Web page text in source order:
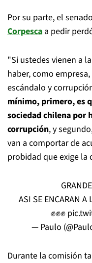
Por su parte, el
Corpesca a pedir
"Si ustedes vienen a
haber, como
escándalo y
mínimo, primero, es
sociedad chilena por
corrupción, y
van a comportar de
probidad que exige la
ASI SE ENCARAN A
✊✊✊
— Paulo
Durante la comisión